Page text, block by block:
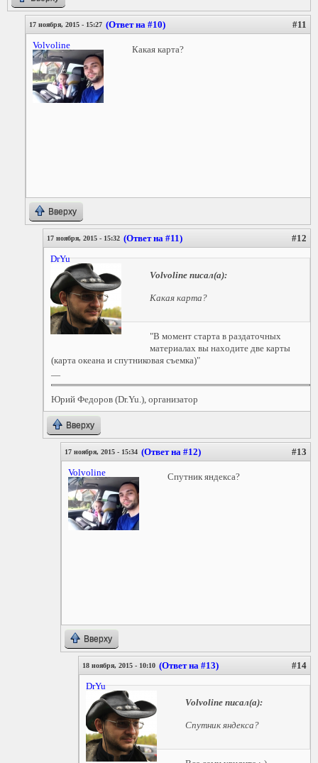
17 ноября, 2015 - 15:27 (Ответ на #10) #11
Volvoline Какая карта?
Вверху
17 ноября, 2015 - 15:32 (Ответ на #11) #12
DrYu
Volvoline писал(а):
Какая карта?
"В момент старта в раздаточных
материалах вы находите две карты
(карта океана и спутниковая съемка)"
—
Юрий Федоров (Dr.Yu.), организатор
Вверху
17 ноября, 2015 - 15:34 (Ответ на #12) #13
Volvoline Спутник яндекса?
Вверху
18 ноября, 2015 - 10:10 (Ответ на #13) #14
DrYu
Volvoline писал(а):
Спутник яндекса?